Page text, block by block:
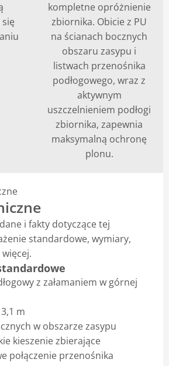
kompletne opróżnienie
zbiornika. Obicie z PU
na ścianach bocznych
obszaru zasypu i
listwach przenośnika
podłogowego, wraz z
aktywnym
uszczelnieniem podłogi
zbiornika, zapewnia
maksymalną ochronę
plonu.
i fakty dotyczące tej
standardowe, wymiary,
z załamaniem w górnej
m
w obszarze zasypu
kieszenie zbierające
połączenie przenośnika